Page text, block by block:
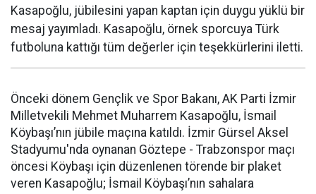
Kasapoğlu, jübilesini yapan kaptan için duygu yüklü bir
mesaj yayımladı. Kasapoğlu, örnek sporcuya Türk
futboluna kattığı tüm değerler için teşekkürlerini iletti.
Önceki dönem Gençlik ve Spor Bakanı, AK Parti İzmir
Milletvekili Mehmet Muharrem Kasapoğlu, İsmail
Köybaşı’nın jübile maçına katıldı. İzmir Gürsel Aksel
Stadyumu'nda oynanan Göztepe - Trabzonspor maçı
öncesi Köybaşı için düzenlenen törende bir plaket
veren Kasapoğlu; İsmail Köybaşı’nın sahalara